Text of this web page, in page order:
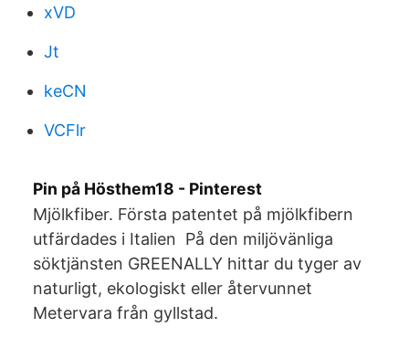
xVD
Jt
keCN
VCFlr
Pin på Hösthem18 - Pinterest
Mjölkfiber. Första patentet på mjölkfibern
utfärdades i Italien På den miljövänliga
söktjänsten GREENALLY hittar du tyger av
naturligt, ekologiskt eller återvunnet
Metervara från gyllstad.